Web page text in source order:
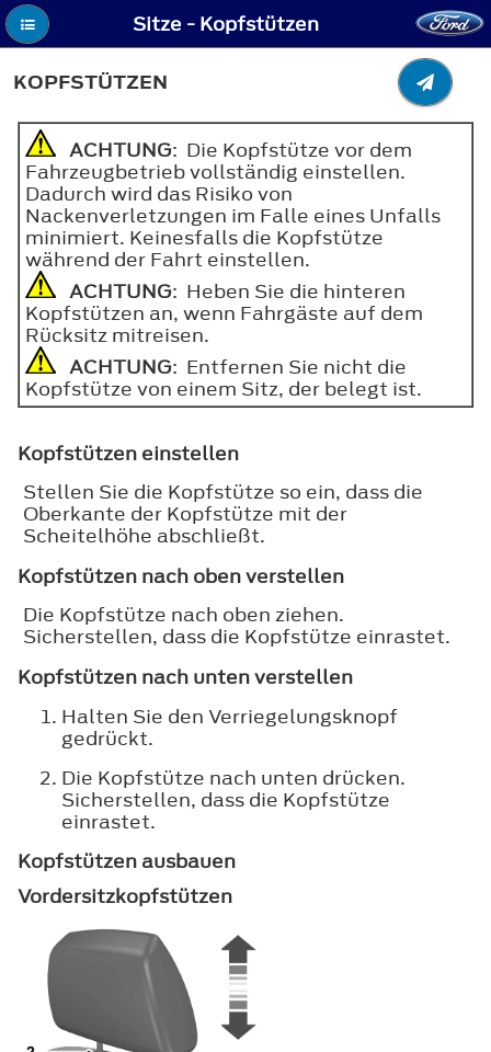
Sitze - Kopfstützen
KOPFSTÜTZEN
ACHTUNG: Die Kopfstütze vor dem
Fahrzeugbetrieb vollständig einstellen.
Dadurch wird das Risiko von
Nackenverletzungen im Falle eines Unfalls
minimiert. Keinesfalls die Kopfstütze
während der Fahrt einstellen.
ACHTUNG: Heben Sie die hinteren
Kopfstützen an, wenn Fahrgäste auf dem
Rücksitz mitreisen.
ACHTUNG: Entfernen Sie nicht die
Kopfstütze von einem Sitz, der belegt ist.
Kopfstützen einstellen
Stellen Sie die Kopfstütze so ein, dass die
Oberkante der Kopfstütze mit der
Scheitelhöhe abschließt.
Kopfstützen nach oben verstellen
Die Kopfstütze nach oben ziehen.
Sicherstellen, dass die Kopfstütze einrastet.
Kopfstützen nach unten verstellen
Halten Sie den Verriegelungsknopf
gedrückt.
Die Kopfstütze nach unten drücken.
Sicherstellen, dass die Kopfstütze
einrastet.
Kopfstützen ausbauen
Vordersitzkopfstützen